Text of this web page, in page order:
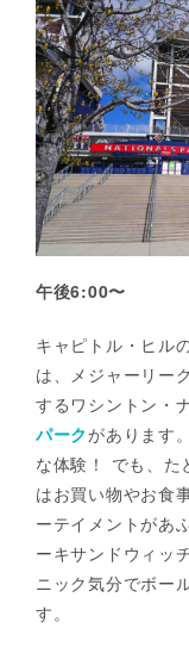
午後6:00〜
キャピトル・ヒル
は、メジャーリー
するワシントン・
パーク があります
な体験！ でも、た
はお買い物やお食
ーテイメントがあ
ーキサンドウィッ
ニック気分でボー
す。